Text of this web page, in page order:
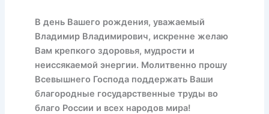
В день Вашего рождения, уважаемый
Владимир Владимирович, искренне желаю
Вам крепкого здоровья, мудрости и
неиссякаемой энергии. Молитвенно прошу
Всевышнего Господа поддержать Ваши
благородные государственные труды во
благо России и всех народов мира!